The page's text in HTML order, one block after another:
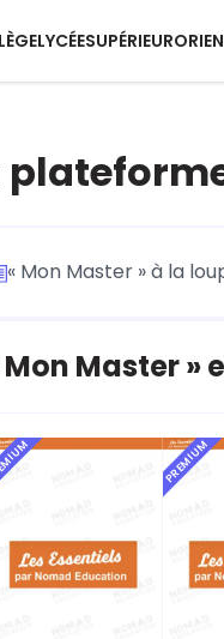
LYCÉESUPÉRIEUR
« Mon Master » à la
Mon Master »
PREMIUM